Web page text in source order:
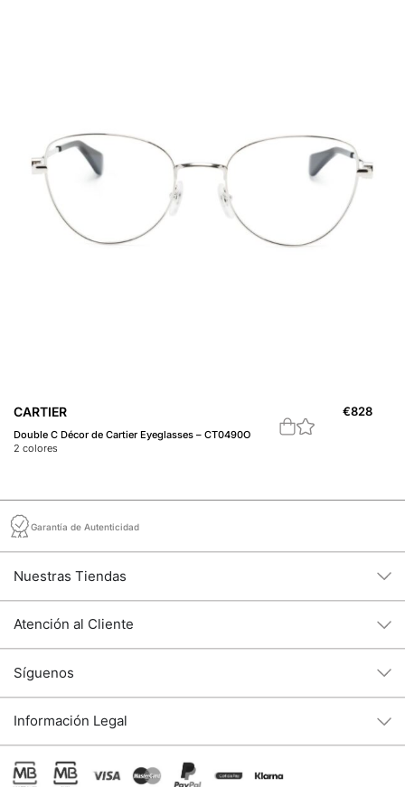
CARTIER
Double C Décor de Cartier Eyeglasses – CT0490O
2 colores
€828
Garantía de Autenticidad
Nuestras Tiendas
Atención al Cliente
Síguenos
Información Legal